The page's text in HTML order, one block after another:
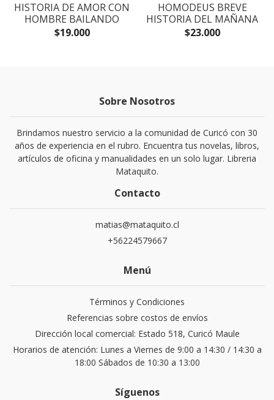
HISTORIA DE AMOR CON
HOMBRE BAILANDO
$19.000
HOMODEUS BREVE
HISTORIA DEL MAÑANA
$23.000
Sobre Nosotros
Brindamos nuestro servicio a la comunidad de Curicó con 30
años de experiencia en el rubro. Encuentra tus novelas, libros,
artículos de oficina y manualidades en un solo lugar. Libreria
Mataquito.
Contacto
matias@mataquito.cl
+56224579667
Menú
Términos y Condiciones
Referencias sobre costos de envíos
Dirección local comercial: Estado 518, Curicó Maule
Horarios de atención: Lunes a Viernes de 9:00 a 14:30 / 14:30 a
18:00 Sábados de 10:30 a 13:00
Síguenos